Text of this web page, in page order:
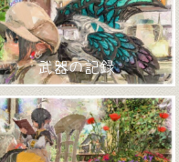
武器の記録